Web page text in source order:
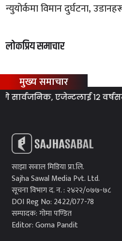
न्युयोर्कमा विमान दुर्घटना,
लोकप्रिय समाचार
मुख्य समाचार
एजेन्टलाई १२ वर्षसम्म
साझा सवाल मिडिया प्रा.लि.
Sajha Sawal Media Pvt. Ltd.
सूचना विभाग द. न. : २४२२/०७७-७८
DOI Reg No: 2422/077-78
सम्पादक: गोमा पण्डित
Editor: Goma Pandit